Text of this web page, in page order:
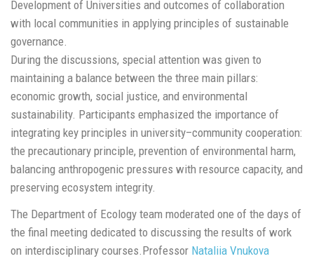
Development of Universities and outcomes of collaboration
with local communities in applying principles of sustainable
governance.
During the discussions, special attention was given to
maintaining a balance between the three main pillars:
economic growth, social justice, and environmental
sustainability. Participants emphasized the importance of
integrating key principles in university–community cooperation:
the precautionary principle, prevention of environmental harm,
balancing anthropogenic pressures with resource capacity, and
preserving ecosystem integrity.
The Department of Ecology team moderated one of the days of
the final meeting dedicated to discussing the results of work
on interdisciplinary courses.Professor Nataliia Vnukova